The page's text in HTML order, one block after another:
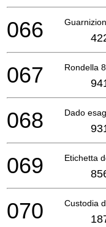
066
Rondella 8
067
Dado
068
Etichetta
069
Custodia
070